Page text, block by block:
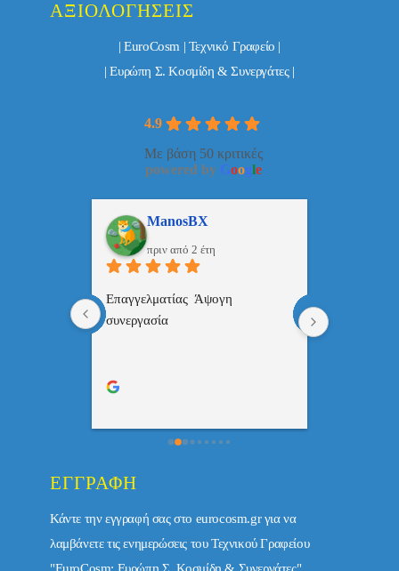
ΑΞΙΟΛΟΓΉΣΕΙΣ
| EuroCosm | Τεχνικό Γραφείο |
| Ευρώπη Σ. Κοσμίδη & Συνεργάτες |
4.9
Με βάση 50 κριτικές
powered by Google
ManosBX
πριν από 2 έτη
Επαγγελματίας  Άψογη
συνεργασία
ΕΓΓΡΑΦΉ
Κάντε την εγγραφή σας στο eurocosm.gr για να
λαμβάνετε τις ενημερώσεις του Τεχνικού Γραφείου